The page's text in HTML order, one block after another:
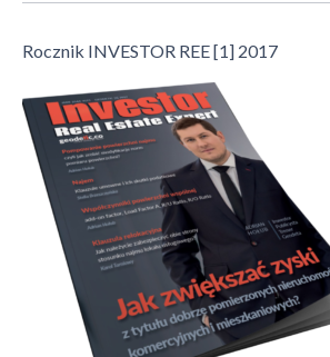
Rocznik INVESTOR REE [1] 2017